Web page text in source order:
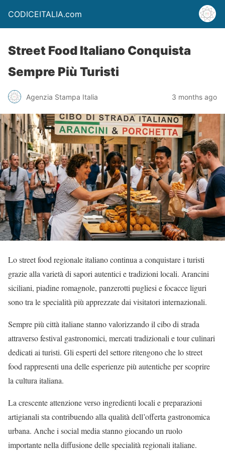
CODICEITALIA.com
Street Food Italiano Conquista
Sempre Più Turisti
Agenzia Stampa Italia 3 months ago
Lo street food regionale italiano continua a conquistare i turisti
grazie alla varietà di sapori autentici e tradizioni locali. Arancini
siciliani, piadine romagnole, panzerotti pugliesi e focacce liguri
sono tra le specialità più apprezzate dai visitatori internazionali.
Sempre più città italiane stanno valorizzando il cibo di strada
attraverso festival gastronomici, mercati tradizionali e tour culinari
dedicati ai turisti. Gli esperti del settore ritengono che lo street
food rappresenti una delle esperienze più autentiche per scoprire
la cultura italiana.
La crescente attenzione verso ingredienti locali e preparazioni
artigianali sta contribuendo alla qualità dell’offerta gastronomica
urbana. Anche i social media stanno giocando un ruolo
importante nella diffusione delle specialità regionali italiane.